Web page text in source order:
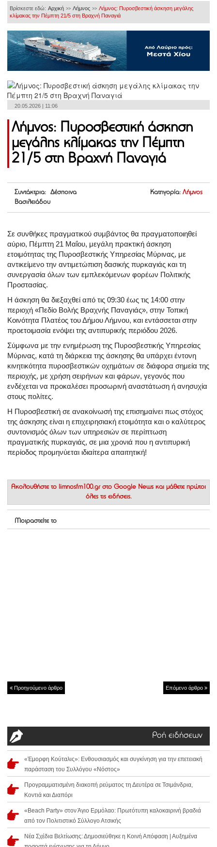
Βρίσκεστε εδώ: Αρχική >> Λήμνος >> Λήμνος: Πυροσβεστική άσκηση μεγάλης
κλίμακας την Πέμπτη 21/5 στη Βραχνή Παναγιά
20.05.2026 | 11:06
Λήμνος: Πυροσβεστική άσκηση
μεγάλης κλίμακας την Πέμπτη
21/5 στη Βραχνή Παναγιά
Συντάκτρια: Δέσποινα
Βασιλειάδου
Κατηγορία: Λήμνος
Σε συνθήκες πραγματικού συμβάντος θα πραγματοποιηθεί
αύριο, Πέμπτη 21 Μαΐου, μεγάλη πρακτική άσκηση
ετοιμότητας της Πυροσβεστικής Υπηρεσίας Μύρινας, με
αντικείμενο την αντιμετώπιση δασικής πυρκαγιάς και τη
συνεργασία όλων των εμπλεκόμενων φορέων Πολιτικής
Προστασίας.
Η άσκηση θα διεξαχθεί από τις 09:30 έως τις 14:00 στην
περιοχή «Πεδίο Βολής Βραχνής Παναγιάς», στην Τοπική
Κοινότητα Πλατέος του Δήμου Λήμνου, και εντάσσεται στην
προετοιμασία ενόψει της αντιπυρικής περιόδου 2026.
Σύμφωνα με την ενημέρωση της Πυροσβεστικής Υπηρεσίας
Μύρινας, κατά τη διάρκεια της άσκησης θα υπάρχει έντονη
κινητικότητα πυροσβεστικών οχημάτων σε διάφορα σημεία της
περιοχής, με χρήση σειρήνων και φάρων, γεγονός που
ενδέχεται να προκαλέσει προσωρινή αναστάτωση ή ανησυχία
στους πολίτες.
Η Πυροσβεστική σε ανακοίνωσή της επισημαίνει πως στόχος
της άσκησης είναι η επιχειρησιακή ετοιμότητα και ο καλύτερος
συντονισμός όλων των υπηρεσιών σε περίπτωση
πραγματικής πυρκαγιάς, σε μια χρονιά που η αντιπυρική
περίοδος προμηνύεται ιδιαίτερα απαιτητική!
Ακολουθήστε το limnosfm100.gr στο Google News και μάθετε πρώτοι
όλες τις ειδήσεις.
Μοιραστείτε το
Προηγούμενο άρθρο Επόμενο άρθρο
Ροή ειδήσεων
«Έμορφη Κούταλις»: Ενθουσιασμός και συγκίνηση για την επετειακή
παράσταση του Συλλόγου «Νόστος»
Προγραμματισμένη διακοπή ρεύματος τη Δευτέρα σε Τσιμάνδρια,
Κοντιά και Διαπόρι
«Beach Party» στον Άγιο Ερμόλαο: Πρωτότυπη καλοκαιρινή βραδιά
από τον Πολιτιστικό Σύλλογο Ατσικής
Νέα Σχέδια Βελτίωσης: Δημοσιεύθηκε η Κοινή Απόφαση | Αυξημένα